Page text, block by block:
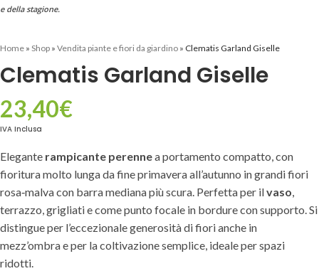
e della stagione.
Home » Shop » Vendita piante e fiori da giardino » Clematis Garland Giselle
Clematis Garland Giselle
23,40€
IVA Inclusa
Elegante rampicante perennea portamento compatto, con
fioritura molto lunga da fine primavera all’autunno in grandi fiori
rosa‑malva con barra mediana più scura. Perfetta per ilvaso,
terrazzo, grigliati e come punto focale in bordure con supporto. Si
distingue per l’eccezionale generosità di fiori anche in
mezz’ombra e per la coltivazione semplice, ideale per spazi
ridotti.